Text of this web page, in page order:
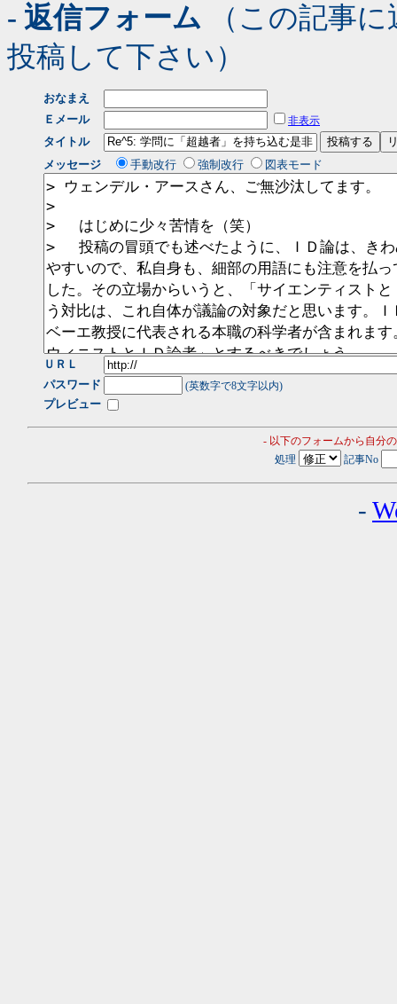
- 返信フォーム （この記事
投稿して下さい）
おなまえ
Ｅメール
非表示
タイトル
メッセージ
手動改行 強制改行 図表モード
ＵＲＬ
パスワード
(英数字で8文字以内)
プレビュー
- 以下のフォームから自分
処理
記事No
-